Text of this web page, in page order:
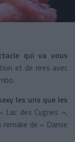
qui va vous
et de rires avec
les uns que les
Lac des Cygnes »,
de « Danse